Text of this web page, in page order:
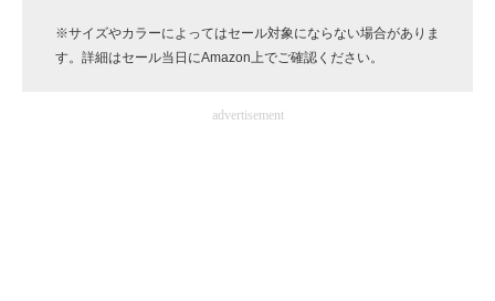
マーケ×ITの今がよく分かる
企業向けIT製品の総合サイト
※サイズやカラーによってはセール対象にならない場合がありま
す。詳細はセール当日にAmazon上でご確認ください。
advertisement